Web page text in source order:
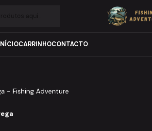
CARRINHOCONTACTO
Politica de entrega
- Fishing Adventure